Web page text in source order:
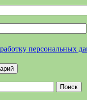
персональных
Поиск